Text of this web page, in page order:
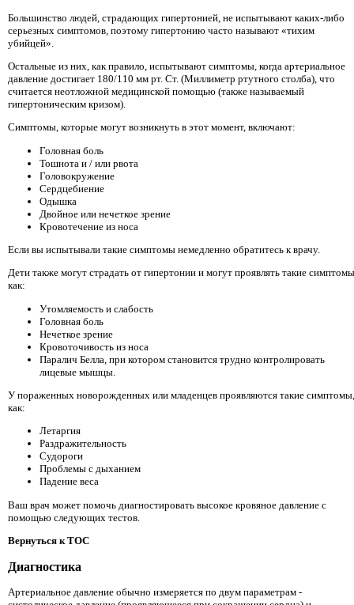
Большинство людей, страдающих гипертонией, не испытывают каких-либо
серьезных симптомов, поэтому гипертонию часто называют «тихим
убийцей».
Остальные из них, как правило, испытывают симптомы, когда артериальное
давление достигает 180/110 мм рт. Ст. (Миллиметр ртутного столба), что
считается неотложной медицинской помощью (также называемый
гипертоническим кризом).
Симптомы, которые могут возникнуть в этот момент, включают:
Головная боль
Тошнота и / или рвота
Головокружение
Сердцебиение
Одышка
Двойное или нечеткое зрение
Кровотечение из носа
Если вы испытывали такие симптомы немедленно обратитесь к врачу.
Дети также могут страдать от гипертонии и могут проявлять такие
как:
Утомляемость и слабость
Головная боль
Нечеткое зрение
Кровоточивость из носа
Паралич Белла, при котором становится трудно контролировать
лицевые мышцы.
У пораженных новорожденных или младенцев проявляются такие симптомы,
как:
Летаргия
Раздражительность
Судороги
Проблемы с дыханием
Падение веса
Ваш врач может помочь диагностировать высокое кровяное давление с
помощью следующих тестов.
Вернуться к TOC
Диагностика
Артериальное давление обычно измеряется по двум параметрам -